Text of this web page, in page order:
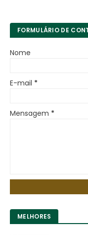
FORMULÁRIO DE
Nome
E-mail *
Mensagem *
MELHORES